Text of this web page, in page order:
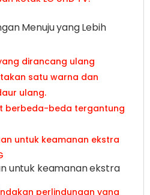
Menuju yang Lebih
dirancang ulang
satu warna dan
ulang.
berbeda-beda tergantung
untuk keamanan ekstra
perlindungan yang